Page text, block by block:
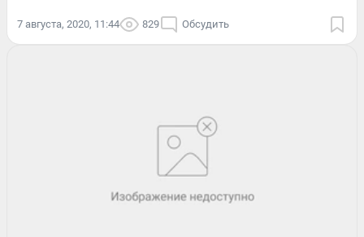
7 августа, 2020, 11:44 829 Обсудить